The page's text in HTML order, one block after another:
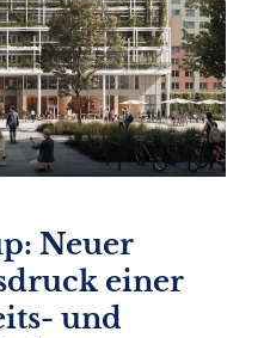
Neuer
einer
und